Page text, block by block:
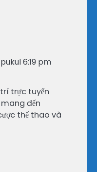
6:19 pm
trực tuyến
mang đến
thể thao và